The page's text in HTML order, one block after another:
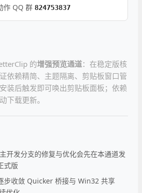
作 QQ 群 824753837
的增强预览通道：在稳定版核
依赖精简、主题隔离、剪贴板窗口管
装后触发即可唤出剪贴板面板；依赖
下载更新。
开发分支的修复与优化会先在本通道发
式版
步收敛 Quicker 桥接与 Win32 共享